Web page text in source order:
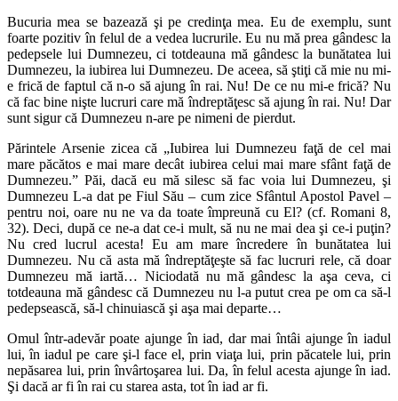
Bucuria mea se bazează şi pe credinţa mea. Eu de exemplu, sunt
foarte pozitiv în felul de a vedea lucrurile. Eu nu mă prea gândesc la
pedepsele lui Dumnezeu, ci totdeauna mă gândesc la bunătatea lui
Dumnezeu, la iubirea lui Dumnezeu. De aceea, să ştiţi că mie nu mi-
e frică de faptul că n-o să ajung în rai. Nu! De ce nu mi-e frică? Nu
că fac bine nişte lucruri care mă îndreptăţesc să ajung în rai. Nu! Dar
sunt sigur că Dumnezeu n-are pe nimeni de pierdut.
Părintele Arsenie zicea că „Iubirea lui Dumnezeu faţă de cel mai
mare păcătos e mai mare decât iubirea celui mai mare sfânt faţă de
Dumnezeu.” Păi, dacă eu mă silesc să fac voia lui Dumnezeu, şi
Dumnezeu L-a dat pe Fiul Său – cum zice Sfântul Apostol Pavel –
pentru noi, oare nu ne va da toate împreună cu El? (cf. Romani 8,
32). Deci, după ce ne-a dat ce-i mult, să nu ne mai dea şi ce-i puţin?
Nu cred lucrul acesta! Eu am mare încredere în bunătatea lui
Dumnezeu. Nu că asta mă îndreptăţeşte să fac lucruri rele, că doar
Dumnezeu mă iartă… Niciodată nu mă gândesc la aşa ceva, ci
totdeauna mă gândesc că Dumnezeu nu l-a putut crea pe om ca să-l
pedepsească, să-l chinuiască şi aşa mai departe…
Omul într-adevăr poate ajunge în iad, dar mai întâi ajunge în iadul
lui, în iadul pe care şi-l face el, prin viaţa lui, prin păcatele lui, prin
nepăsarea lui, prin învârtoşarea lui. Da, în felul acesta ajunge în iad.
Şi dacă ar fi în rai cu starea asta, tot în iad ar fi.